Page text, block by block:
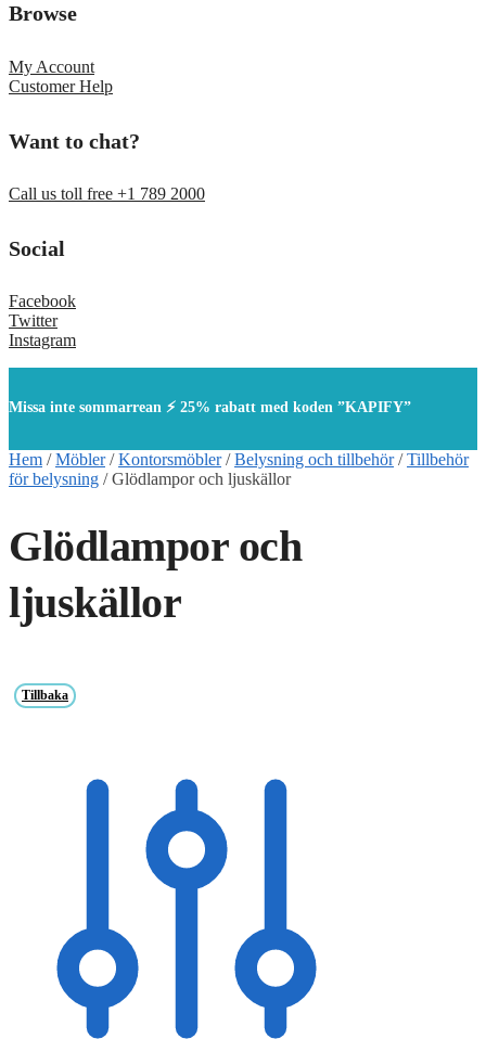
Browse
My Account
Customer Help
Want to chat?
Call us toll free +1 789 2000
Social
Facebook
Twitter
Instagram
Missa inte sommarrean ⚡ 25% rabatt med koden ”KAPIFY”
Hem /Möbler/Kontorsmöbler/Belysning och tillbehör/Tillbehör
för belysning /Glödlampor och ljuskällor
Glödlampor och
ljuskällor
Tillbaka